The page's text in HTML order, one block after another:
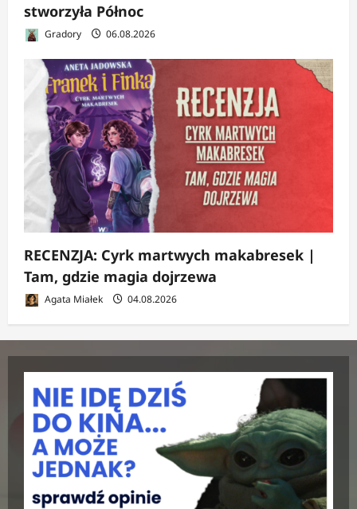
stworzyła Północ
Gradory 06.08.2026
RECENZJA: Cyrk martwych makabresek |
Tam, gdzie magia dojrzewa
Agata Miałek 04.08.2026